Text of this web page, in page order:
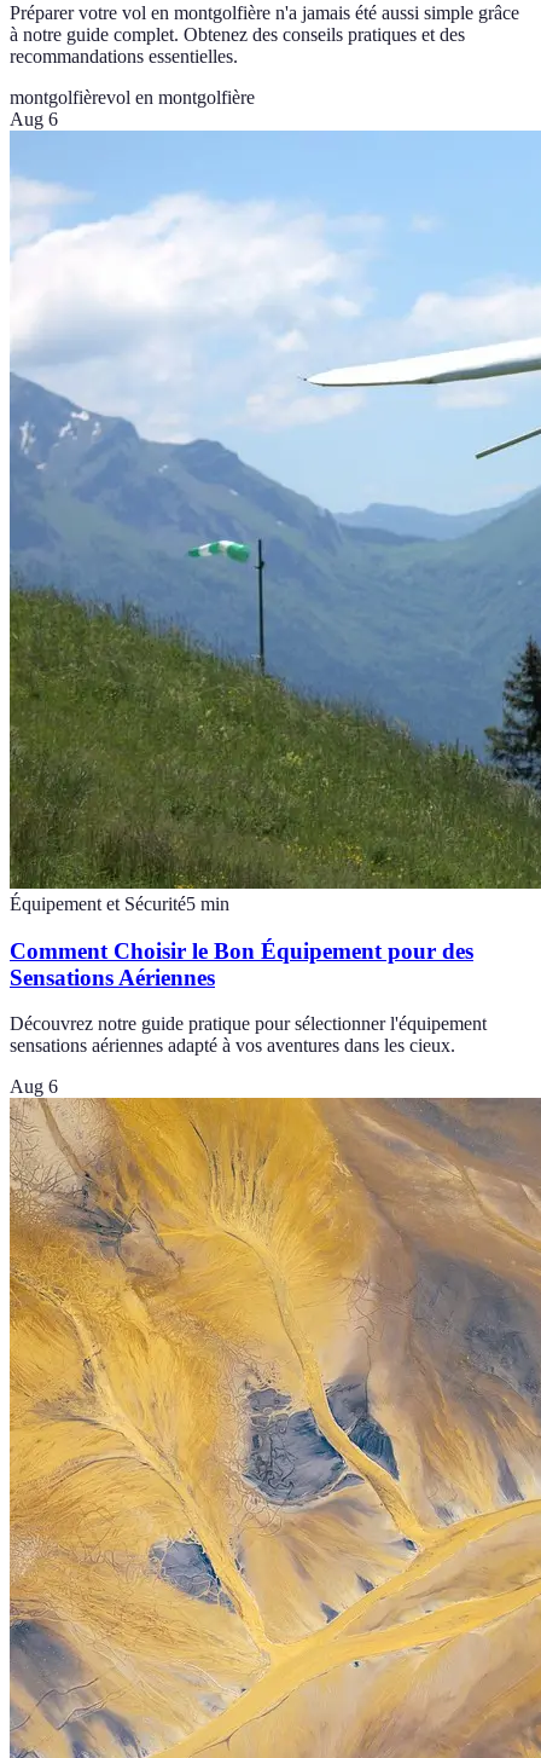
Préparer votre vol en montgolfière n'a jamais été aussi simple grâce
à notre guide complet. Obtenez des conseils pratiques et des
recommandations essentielles.
montgolfièrevol en montgolfière
Aug 6
Équipement et Sécurité5 min
Comment Choisir le Bon Équipement pour des
Sensations Aériennes
Découvrez notre guide pratique pour sélectionner l'équipement
sensations aériennes adapté à vos aventures dans les cieux.
Aug 6